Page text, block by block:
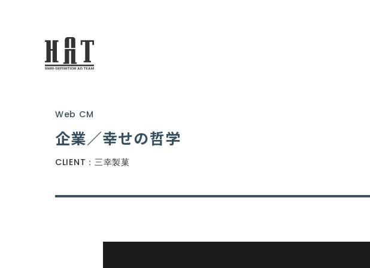
Web CM
企業／幸せの哲学
CLIENT：三幸製菓